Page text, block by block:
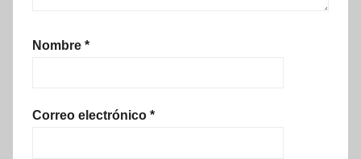
Nombre *
Correo electrónico *